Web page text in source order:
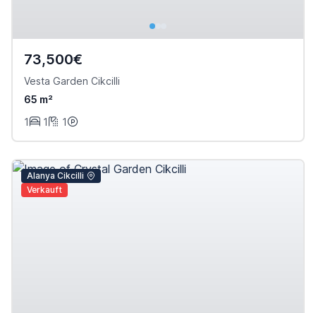
73,500€
Vesta Garden Cikcilli
65 m²
1
1 1
Alanya Cikcilli
Verkauft